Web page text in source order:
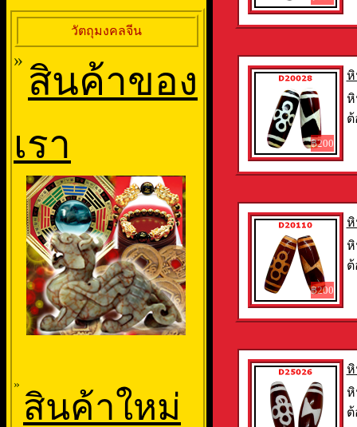
วัตถุมงคลจีน
» สินค้าของ
เรา
»
สินค้าใหม่
฿200
หิ
หิ
ต้
฿200
หิ
หิ
ต้
หิ
หิ
ต้